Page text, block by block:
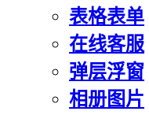
表格表单
在线客服
弹层浮窗
相册图片